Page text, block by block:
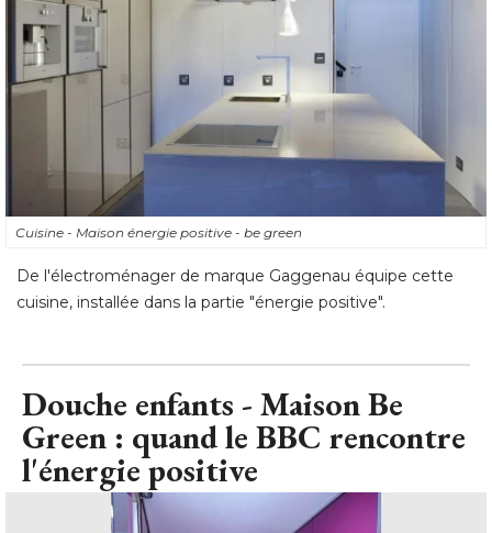
Cuisine - Maison énergie positive - be green
De l'électroménager de marque Gaggenau équipe cette
cuisine, installée dans la partie "énergie positive".
Douche enfants - Maison Be
Green : quand le BBC rencontre
l'énergie positive